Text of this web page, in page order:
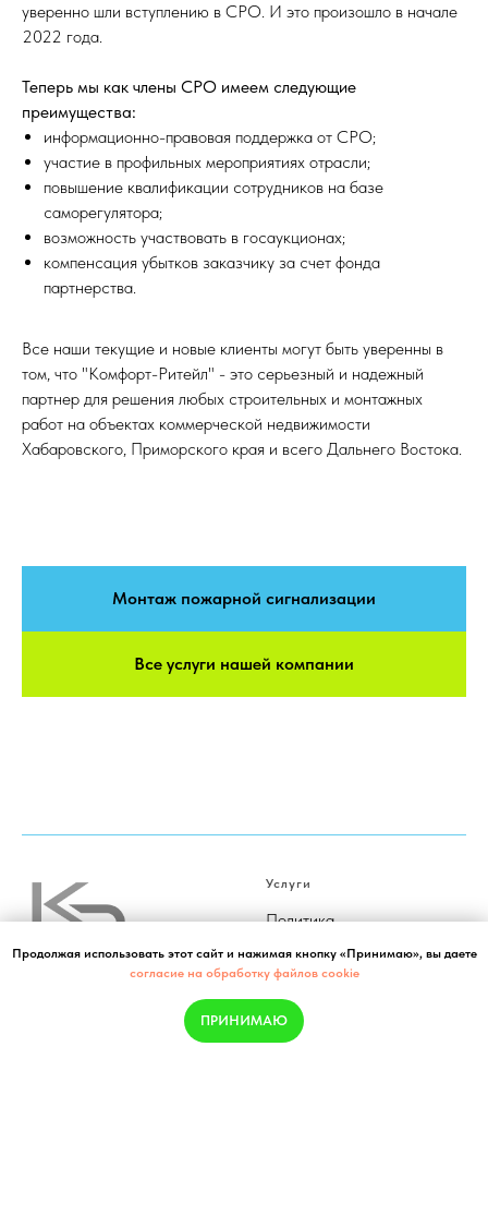
уверенно шли вступлению в СРО. И это произошло в начале
2022 года.
Теперь мы как члены СРО имеем следующие
преимущества:
информационно-правовая поддержка от СРО;
участие в профильных мероприятиях отрасли;
повышение квалификации сотрудников на базе
саморегулятора;
возможность участвовать в госаукционах;
компенсация убытков заказчику за счет фонда
партнерства.
Все наши текущие и новые клиенты могут быть уверенны в
том, что "Комфорт-Ритейл" - это серьезный и надежный
партнер для решения любых строительных и монтажных
работ на объектах коммерческой недвижимости
Хабаровского, Приморского края и всего Дальнего Востока.
Монтаж пожарной сигнализации
Все услуги нашей компании
Услуги
Политика
конфиденциальности
Монтаж пожарной
сигнализации
Монтаж охранной
Продолжая использовать этот сайт и нажимая кнопку «Принимаю», вы даете
согласие на обработку файлов cookie
ПРИНИМАЮ